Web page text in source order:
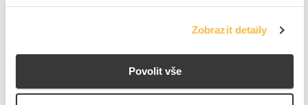
Zobrazit detaily
Povolit vše
5dní Více než 1000 ks
ELTA Žárovka bajonetová 2W BA9S 24V
Kód ELFETEX
10.024.119